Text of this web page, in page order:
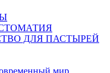
ДЛЯ ПАСТЫРЕЙ